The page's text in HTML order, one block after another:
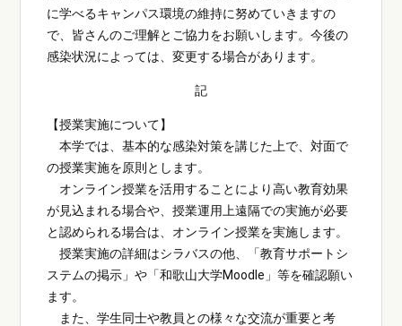
に学べるキャンパス環境の維持に努めていきますの
で、皆さんのご理解とご協力をお願いします。今後の
感染状況によっては、変更する場合があります。
記
【授業実施について】
本学では、基本的な感染対策を講じた上で、対面で
の授業実施を原則とします。
オンライン授業を活用することにより高い教育効果
が見込まれる場合や、授業運用上遠隔での実施が必要
と認められる場合は、オンライン授業を実施します。
授業実施の詳細はシラバスの他、「教育サポートシ
ステムの掲示」や「和歌山大学Moodle」等を確認願い
ます。
また、学生同士や教員との様々な交流が重要と考